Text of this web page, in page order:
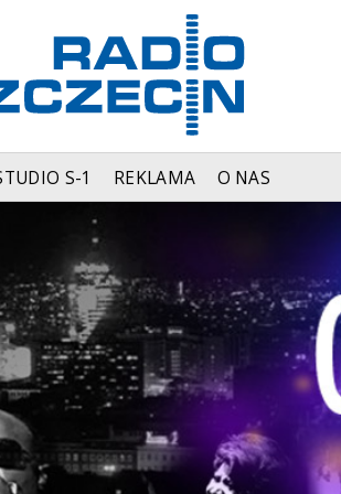
S-1 REKLAMA O NAS